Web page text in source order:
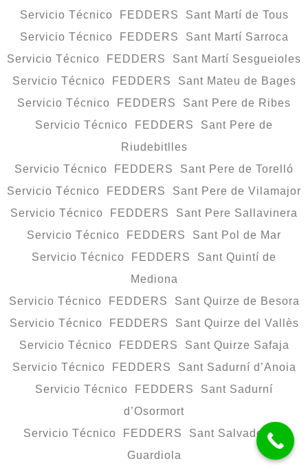
Servicio Técnico FEDDERS Sant Martí de Tous
Servicio Técnico FEDDERS Sant Martí Sarroca
Servicio Técnico FEDDERS Sant Martí Sesgueioles
Servicio Técnico FEDDERS Sant Mateu de Bages
Servicio Técnico FEDDERS Sant Pere de Ribes
Servicio Técnico FEDDERS Sant Pere de
Riudebitlles
Servicio Técnico FEDDERS Sant Pere de Torelló
Servicio Técnico FEDDERS Sant Pere de Vilamajor
Servicio Técnico FEDDERS Sant Pere Sallavinera
Servicio Técnico FEDDERS Sant Pol de Mar
Servicio Técnico FEDDERS Sant Quintí de
Mediona
Servicio Técnico FEDDERS Sant Quirze de Besora
Servicio Técnico FEDDERS Sant Quirze del Vallès
Servicio Técnico FEDDERS Sant Quirze Safaja
Servicio Técnico FEDDERS Sant Sadurní d’Anoia
Servicio Técnico FEDDERS Sant Sadurní
d’Osormort
Servicio Técnico FEDDERS Sant Salvador de
Guardiola